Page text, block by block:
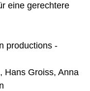
eine gerechtere
productions -
Hans Groiss, Anna